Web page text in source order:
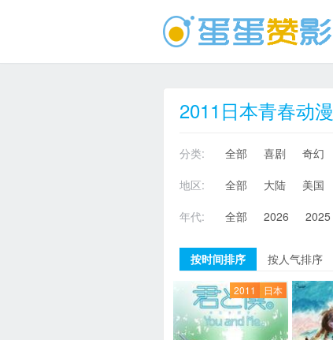
2011日本青春动漫
分类: 全部 喜剧 奇幻
地区:
全部 大陆 美国
年代:
全部 2026 2025
按时间排序 按人气排序
2011 日本